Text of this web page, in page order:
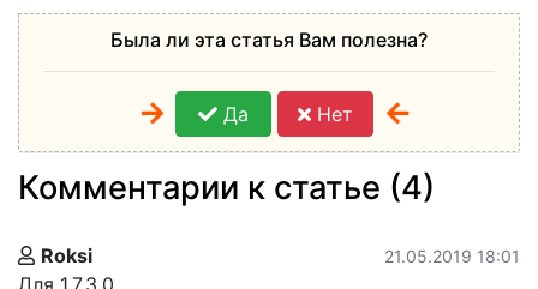
Была ли эта статья Вам полезна?
Да Нет
Комментарии к статье (4)
Roksi 21.05.2019 18:01